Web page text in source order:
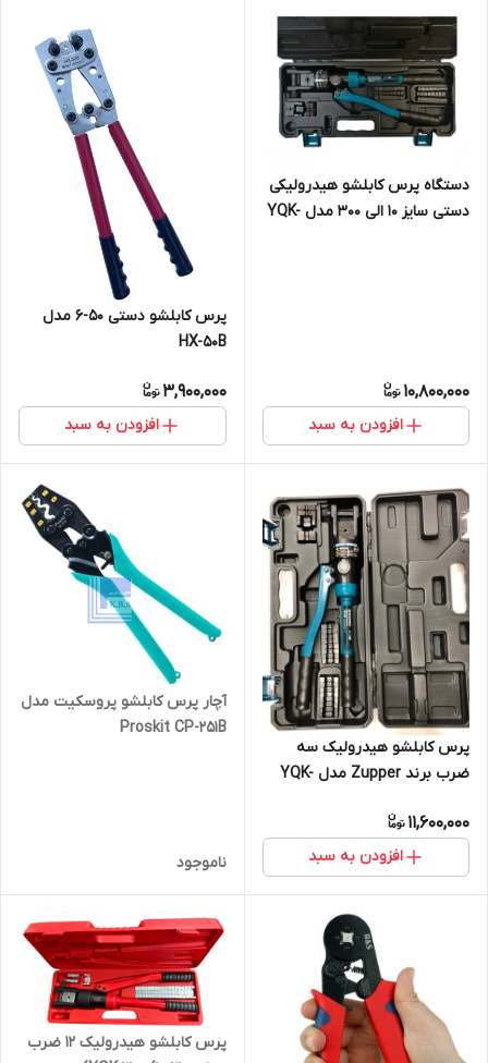
دستگاه پرس کابلشو هیدرولیکی
دستی سایز ۱۰ الی ۳۰۰ مدل YQK-
10,800,000
افزودن به سبد
پرس کابلشو دستی 50-6 مدل
HX-50B
3,900,000
افزودن به سبد
پرس کابلشو هیدرولیک سه
ضرب برند Zupper مدل YQK-
11,600,000
افزودن به سبد
آچار پرس کابلشو پروسکیت مدل
Proskit CP-251B
ناموجود
پرس کابلشو هیدرولیک 12 ضرب